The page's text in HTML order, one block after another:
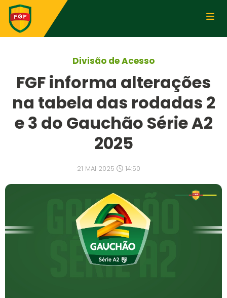
Divisão de Acesso
FGF informa alterações
na tabela das rodadas 2
e 3 do Gauchão Série A2
2025
21 MAI 2025 14:50